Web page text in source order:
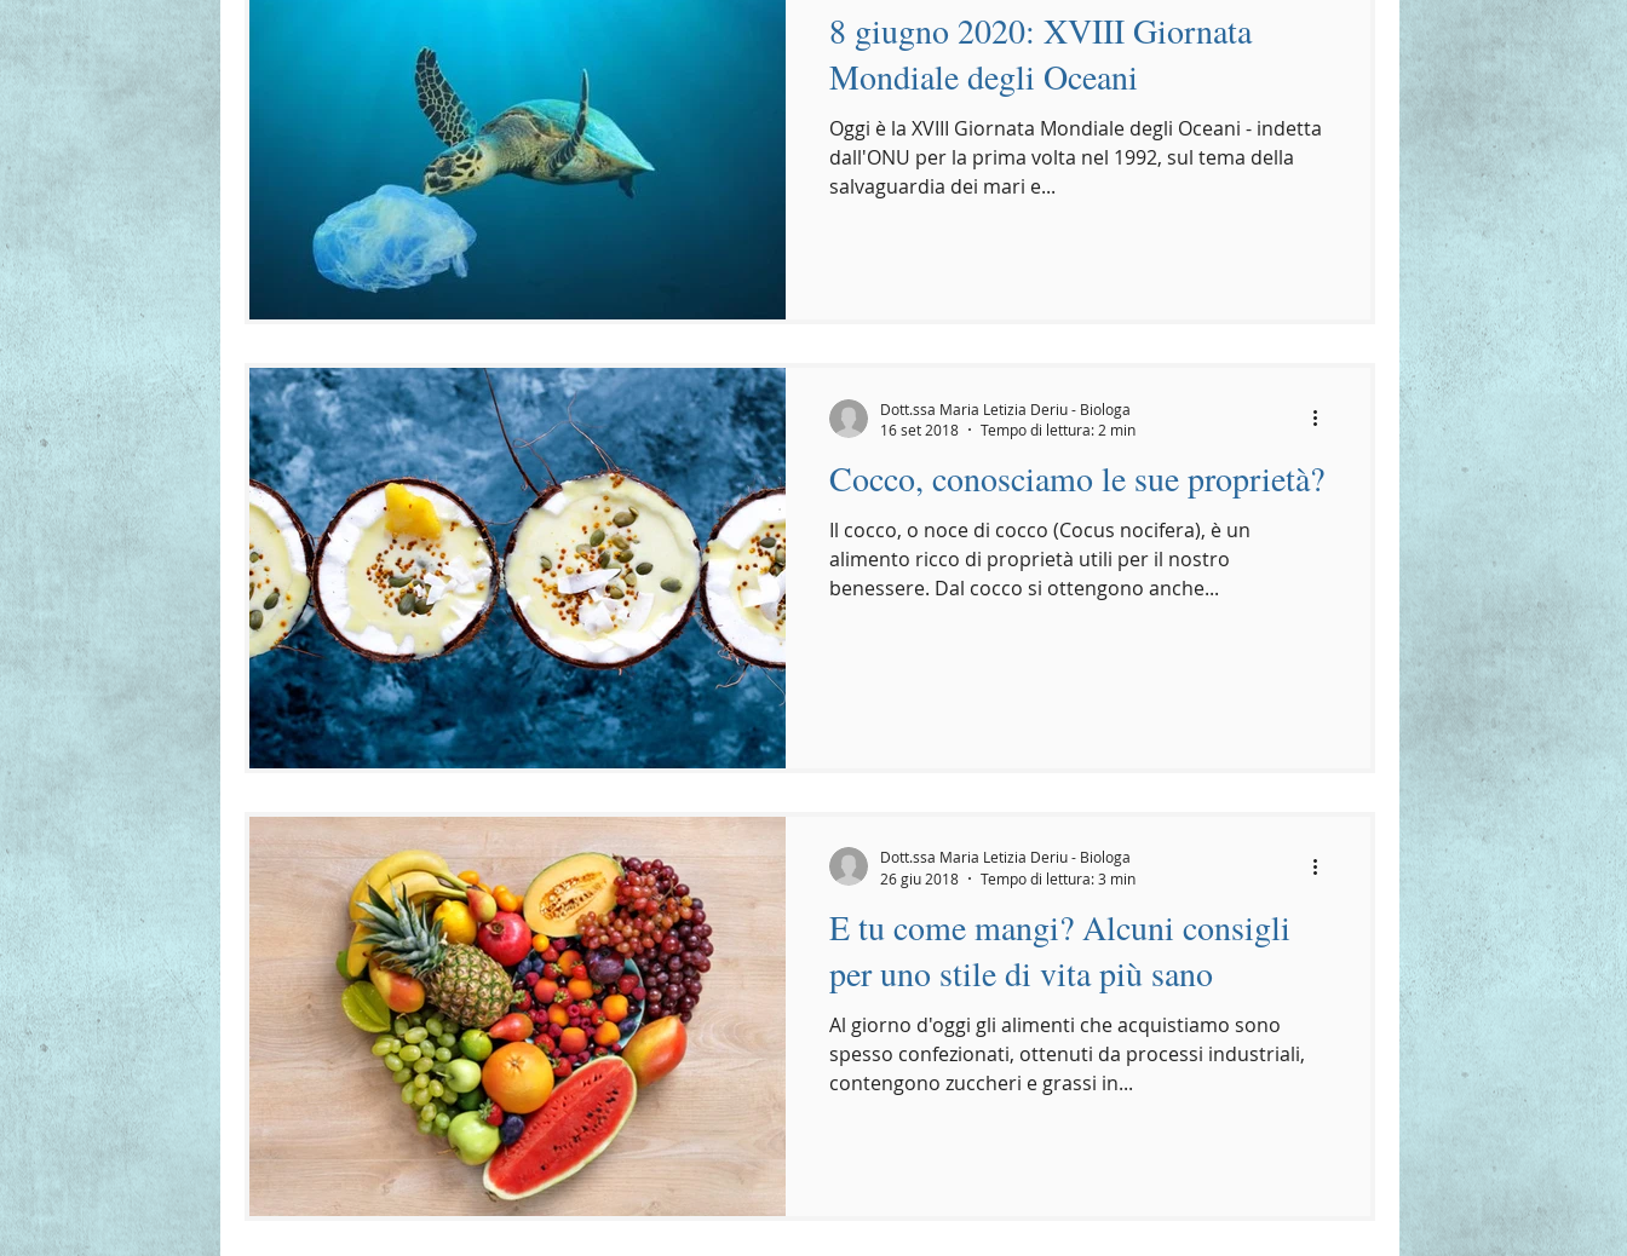
8 giugno 2020: XVIII Giornata
Mondiale degli Oceani
Oggi è la XVIII Giornata Mondiale degli Oceani - indetta
dall'ONU per la prima volta nel 1992, sul tema della
salvaguardia dei mari e...
Cocco, conosciamo le sue proprietà?
Il cocco, o noce di cocco (Cocus nocifera), è un
alimento ricco di proprietà utili per il nostro
benessere. Dal cocco si ottengono anche...
Dott.ssa Maria Letizia Deriu - Biologa
16 set 2018
Tempo di lettura: 2 min
E tu come mangi? Alcuni consigli
per uno stile di vita più sano
Al giorno d'oggi gli alimenti che acquistiamo sono
spesso confezionati, ottenuti da processi industriali,
contengono zuccheri e grassi in...
Dott.ssa Maria Letizia Deriu - Biologa
26 giu 2018
Tempo di lettura: 3 min